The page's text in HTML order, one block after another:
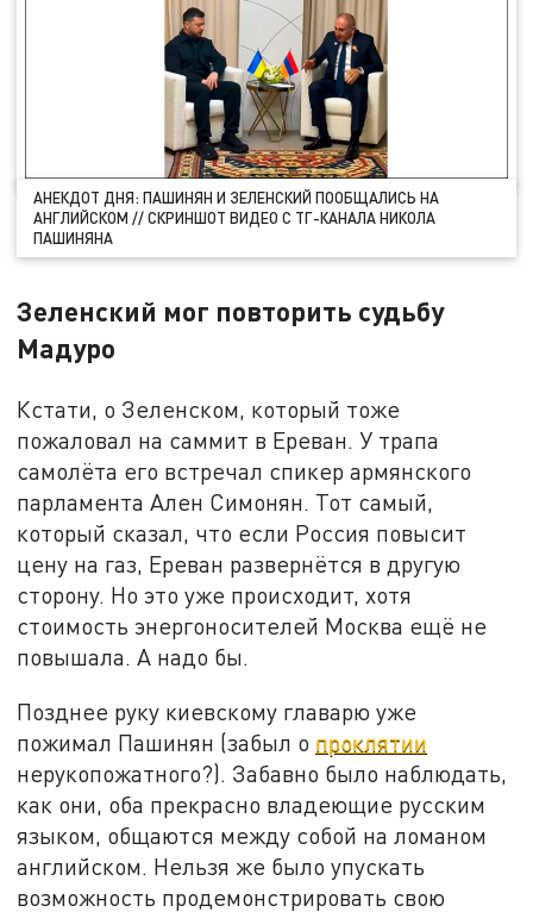
АНЕКДОТ ДНЯ: ПАШИНЯН И ЗЕЛЕНСКИЙ ПООБЩАЛИСЬ НА
АНГЛИЙСКОМ // СКРИНШОТ ВИДЕО С ТГ-КАНАЛА НИКОЛА
ПАШИНЯНА
Зеленский мог повторить судьбу
Мадуро
Кстати, о Зеленском, который тоже
пожаловал на саммит в Ереван. У трапа
самолёта его встречал спикер армянского
парламента Ален Симонян. Тот самый,
который сказал, что если Россия повысит
цену на газ, Ереван развернётся в другую
сторону. Но это уже происходит, хотя
стоимость энергоносителей Москва ещё не
повышала. А надо бы.
Позднее руку киевскому главарю уже
пожимал Пашинян (забыл о проклятии
нерукопожатного?). Забавно было наблюдать,
как они, оба прекрасно владеющие русским
языком, общаются между собой на ломаном
английском. Нельзя же было упускать
возможность продемонстрировать свою